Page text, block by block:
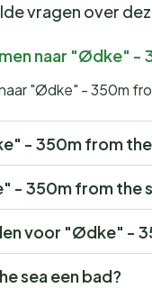
vragen over
naar "Ødke" -
"Ødke" - 350m
- 350m from the
- 350m from the
voor "Ødke" -
sea een bad?